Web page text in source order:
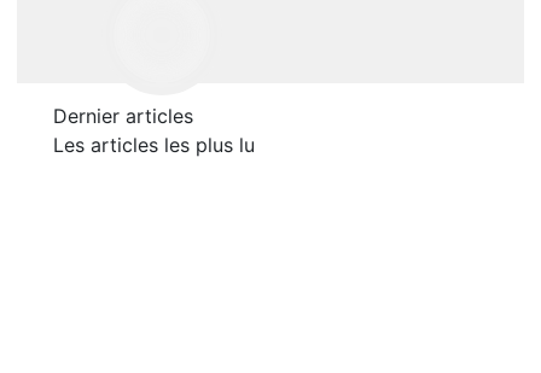
Dernier articles
Les articles les plus lu